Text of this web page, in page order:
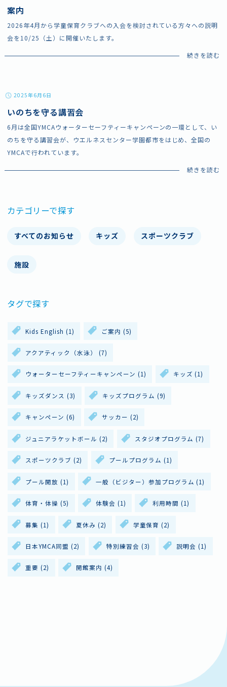
案内
2026年4月から学童保育クラブへの入会を検討されている方々への説明
会を10/25（土）に開催いたします。
2025年6月6日
いのちを守る講習会
6月は全国YMCAウォーターセーフティーキャンペーンの一環として、い
のちを守る講習会が、ウエルネスセンター学園都市をはじめ、全国の
YMCAで行われています。
カテゴリーで探す
すべてのお知らせ キッズ スポーツクラブ
施設
タグで探す
Kids English (1) ご案内 (5)
アクアティック（水泳） (7)
ウォーターセーフティーキャンペーン (1) キッズ (1)
キッズダンス (3) キッズプログラム (9)
キャンペーン (6) サッカー (2)
ジュニアラケットボール (2) スタジオプログラム (7)
スポーツクラブ (2) プールプログラム (1)
プール開放 (1) 一般（ビジター）参加プログラム (1)
体育・体操 (5) 体験会 (1) 利用時間 (1)
募集 (1) 夏休み (2) 学童保育 (2)
日本YMCA同盟 (2) 特別練習会 (3) 説明会 (1)
重要 (2) 開館案内 (4)